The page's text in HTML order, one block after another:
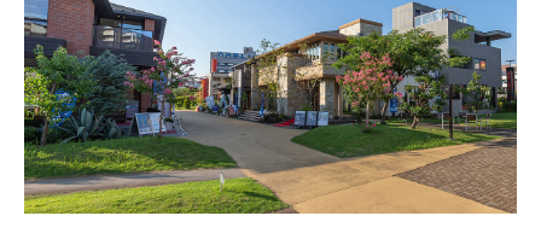
モデルハウス一覧
イベント・セミナー・キャンペーン一覧